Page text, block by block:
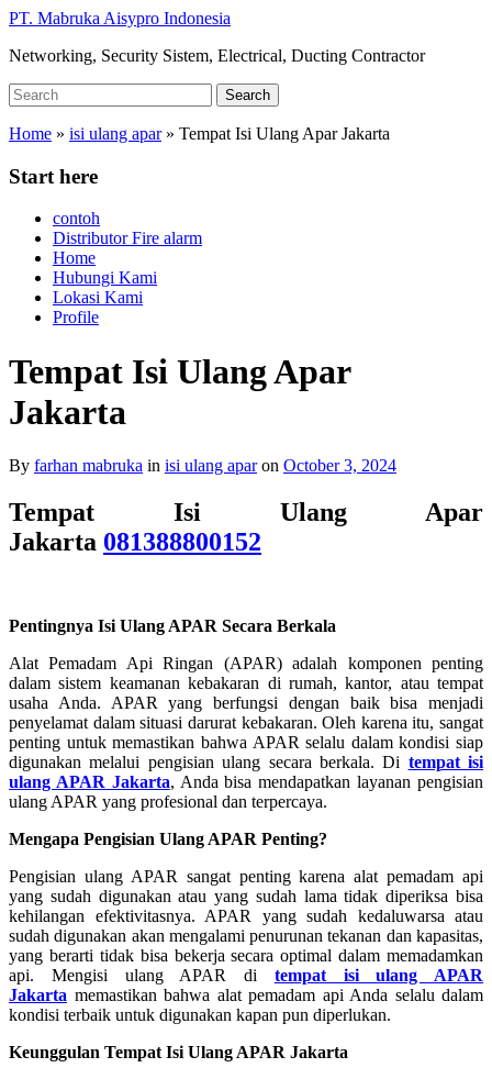
Skip
main
PT. Mabruka Aisypro Indonesia
Networking, Security Sistem, Electrical, Ducting Contractor
Search
for:
Search
Home » isi ulang apar» Tempat Isi Ulang Apar Jakarta
Start here
contoh
Distributor Fire alarm
Home
Hubungi Kami
Lokasi Kami
Profile
Tempat Isi Ulang Apar
Jakarta
By farhan mabruka in isi ulang aparon October 3, 2024
Tempat Isi Ulang Apar
Jakarta 081388800152
Pentingnya Isi Ulang APAR Secara Berkala
Alat Pemadam Api Ringan (APAR) adalah komponen penting
dalam sistem keamanan kebakaran di rumah, kantor, atau tempat
usaha Anda. APAR yang berfungsi dengan baik bisa menjadi
penyelamat dalam situasi darurat kebakaran. Oleh karena itu, sangat
penting untuk memastikan bahwa APAR selalu dalam kondisi siap
digunakan melalui pengisian ulang secara berkala. Di tempat isi
ulang APAR Jakarta, Anda bisa mendapatkan layanan pengisian
ulang APAR yang profesional dan terpercaya.
Mengapa Pengisian Ulang APAR Penting?
Pengisian ulang APAR sangat penting karena alat pemadam api
yang sudah digunakan atau yang sudah lama tidak diperiksa bisa
kehilangan efektivitasnya. APAR yang sudah kedaluwarsa atau
sudah digunakan akan mengalami penurunan tekanan dan kapasitas,
yang berarti tidak bisa bekerja secara optimal dalam memadamkan
api. Mengisi ulang APAR di tempat isi ulang APAR
Jakarta memastikan bahwa alat pemadam api Anda selalu dalam
kondisi terbaik untuk digunakan kapan pun diperlukan.
Keunggulan Tempat Isi Ulang APAR Jakarta